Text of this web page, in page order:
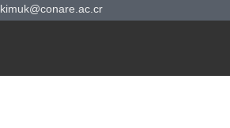
kimuk@conare.ac.cr